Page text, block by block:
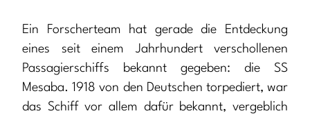
Ein Forscherteam hat gerade die Entdeckung
eines seit einem Jahrhundert verschollenen
Passagierschiffs bekannt gegeben: die SS
Mesaba. 1918 von den Deutschen torpediert, war
das Schiff vor allem dafür bekannt, vergeblich